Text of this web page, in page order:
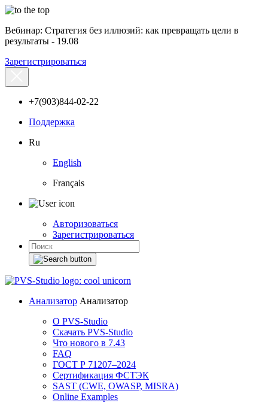
Вебинар: Стратегия без иллюзий: как превращать цели в
результаты - 19.08
Зарегистрироваться
+7(903)844-02-22
Поддержка
Ru
English
Français
Авторизоваться
Зарегистрироваться
Анализатор Анализатор
О PVS-Studio
Скачать PVS-Studio
Что нового в 7.43
FAQ
ГОСТ Р 71207–2024
Сертификация ФСТЭК
SAST (CWE, OWASP, MISRA)
Online Examples